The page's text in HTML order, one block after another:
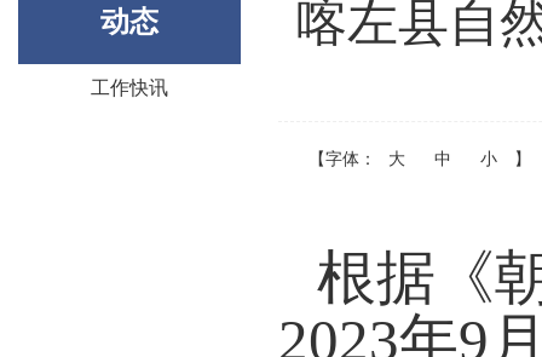
动态
工作快讯
喀左县自
【字体： 大 中 小 】
根据 《
2023年9